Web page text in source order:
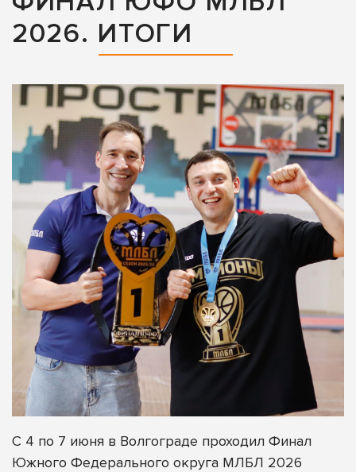
2026. ИТОГИ
С 4 по 7 июня в Волгограде проходил Финал
Южного Федерального округа МЛБЛ 2026